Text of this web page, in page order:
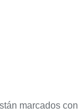
marcados con